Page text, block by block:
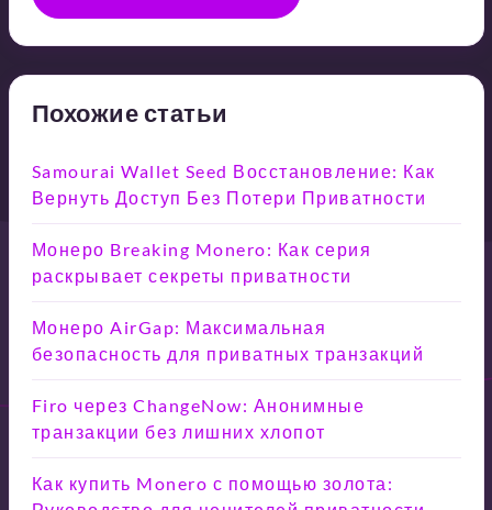
Похожие статьи
Samourai Wallet Seed Восстановление: Как
Вернуть Доступ Без Потери Приватности
Монеро Breaking Monero: Как серия
раскрывает секреты приватности
Монеро AirGap: Максимальная
безопасность для приватных транзакций
Firo через ChangeNow: Анонимные
транзакции без лишних хлопот
Как купить Monero с помощью золота: